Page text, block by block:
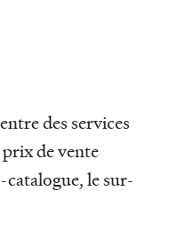
des services
prix de vente
le sur-